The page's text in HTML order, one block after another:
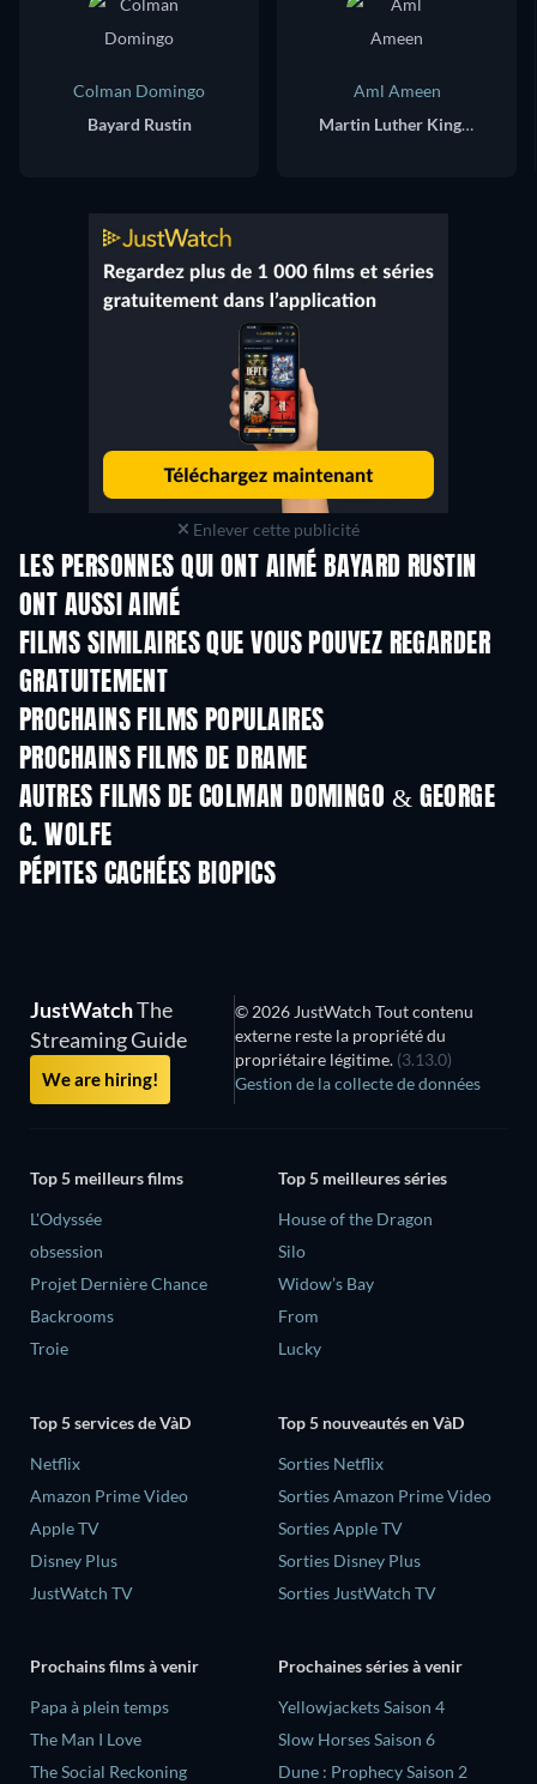
Colman Domingo
Bayard Rustin
Aml Ameen
Martin Luther King, Jr.
Enlever cette publicité
LES PERSONNES QUI ONT AIMÉ BAYARD RUSTIN
ONT AUSSI AIMÉ
FILMS SIMILAIRES QUE VOUS POUVEZ REGARDER
GRATUITEMENT
PROCHAINS FILMS POPULAIRES
PROCHAINS FILMS DE DRAME
AUTRES FILMS DE COLMAN DOMINGO & GEORGE
C. WOLFE
PÉPITES CACHÉES BIOPICS
JustWatchThe
Streaming Guide
We are hiring!
© 2026 JustWatch Tout contenu
externe reste la propriété du
propriétaire légitime. (3.13.0)
Gestion de la collecte de données
Top 5 meilleurs films
L'Odyssée
obsession
Projet Dernière Chance
Backrooms
Troie
Top 5 meilleures séries
House of the Dragon
Silo
Widow’s Bay
From
Lucky
Top 5 services de VàD
Netflix
Amazon Prime Video
Apple TV
Disney Plus
JustWatch TV
Top 5 nouveautés en VàD
Sorties Netflix
Sorties Amazon Prime Video
Sorties Apple TV
Sorties Disney Plus
Sorties JustWatch TV
Prochains films à venir
‎Papa à plein temps
The Man I Love
The Social Reckoning
Prochaines séries à venir
Yellowjackets Saison 4
Slow Horses Saison 6
Dune : Prophecy Saison 2